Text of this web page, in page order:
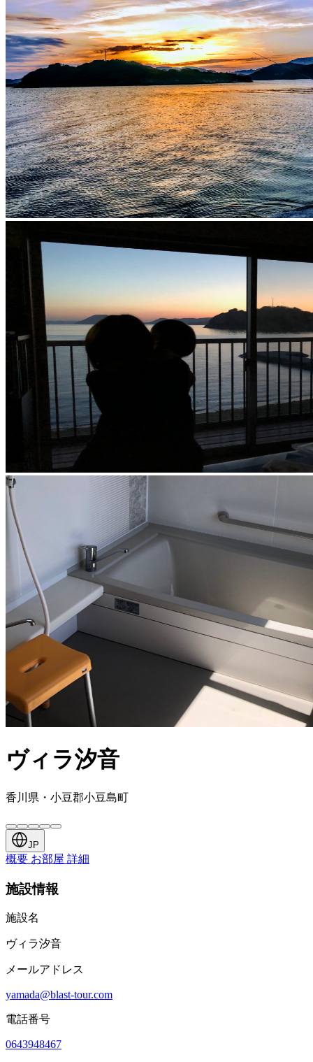
ヴィラ汐音
香川県・小豆郡小豆島町
JP
概要 お部屋 詳細
施設情報
施設名
ヴィラ汐音
メールアドレス
yamada@blast-tour.com
電話番号
0643948467